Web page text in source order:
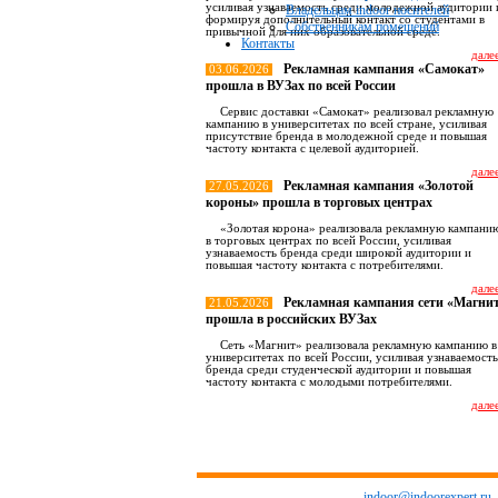
Владельцам indoor носителей
Собственникам помещений
Контакты
усиливая узнаваемость среди молодежной аудитории
формируя дополнительный контакт со студентами в
привычной для них образовательной среде.
03.06.2026
Рекламная кампания «Самокат»
прошла в ВУЗах по всей России
Сервис доставки «Самокат» реализовал рекламную
кампанию в университетах по всей стране, усиливая
присутствие бренда в молодежной среде и повышая
частоту контакта с целевой аудиторией.
27.05.2026
Рекламная кампания «Золотой
короны» прошла в торговых центрах
«Золотая корона» реализовала рекламную
в торговых центрах по всей России, усиливая
узнаваемость бренда среди широкой аудитории и
повышая частоту контакта с потребителями.
21.05.2026
Рекламная кампания сети
прошла в российских ВУЗах
Сеть «Магнит» реализовала рекламную кампанию в
университетах по всей России, усиливая узнаваемость
бренда среди студенческой аудитории и повышая
частоту контакта с молодыми потребителями.